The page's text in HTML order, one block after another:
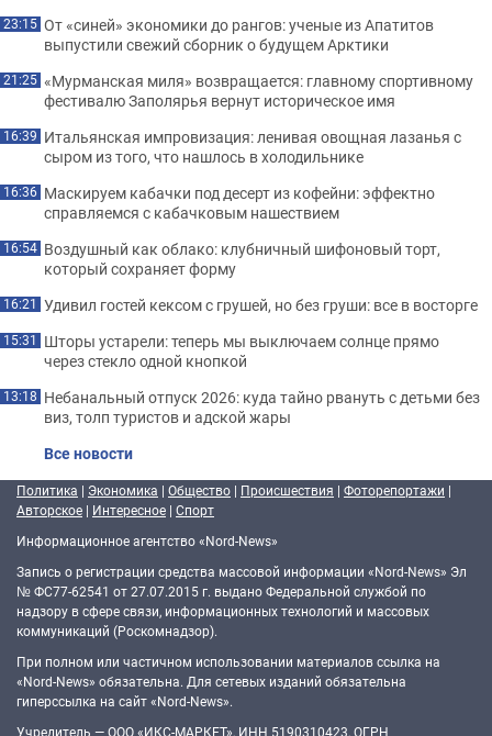
23:15 От «синей» экономики до рангов: ученые из Апатитов
выпустили свежий сборник о будущем Арктики
21:25 «Мурманская миля» возвращается: главному спортивному
фестивалю Заполярья вернут историческое имя
16:39 Итальянская импровизация: ленивая овощная лазанья с
сыром из того, что нашлось в холодильнике
16:36 Маскируем кабачки под десерт из кофейни: эффектно
справляемся с кабачковым нашествием
16:54 Воздушный как облако: клубничный шифоновый торт,
который сохраняет форму
16:21 Удивил гостей кексом с грушей, но без груши: все в восторге
15:31 Шторы устарели: теперь мы выключаем солнце прямо
через стекло одной кнопкой
13:18 Небанальный отпуск 2026: куда тайно рвануть с детьми без
виз, толп туристов и адской жары
Все новости
Политика | Экономика | Общество | Происшествия | Фоторепортажи |
Авторское | Интересное | Спорт
Информационное агентство «Nord-News»
Запись о регистрации средства массовой информации «Nord-News» Эл
№ ФС77-62541 от 27.07.2015 г. выдано Федеральной службой по
надзору в сфере связи, информационных технологий и массовых
коммуникаций (Роскомнадзор).
При полном или частичном использовании материалов ссылка на
«Nord-News» обязательна. Для сетевых изданий обязательна
гиперссылка на сайт «Nord-News».
Учредитель — ООО «ИКС-МАРКЕТ», ИНН 5190310423, ОГРН